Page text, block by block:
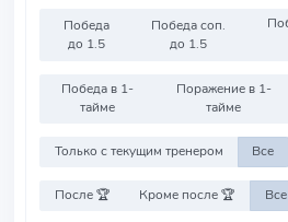
Победа
до 1.5
Победа соп.
до 1.5
Победа в 1-
тайме
Поражение в 1-
тайме
Только с текущим тренером Все
После 🏆 Кроме после 🏆 Все